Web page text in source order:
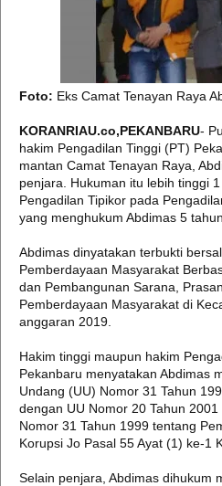
Foto: Eks Camat Tenayan Raya
KORANRIAU.co,PEKANBARU-
hakim Pengadilan Tinggi (PT)
mantan Camat Tenayan Raya,
penjara. Hukuman itu lebih tinggi
Pengadilan Tipikor pada
yang menghukum Abdimas 5
Abdimas dinyatakan terbukti
Pemberdayaan Masyarakat
dan Pembangunan Sarana,
Pemberdayaan Masyarakat di
anggaran 2019.
Hakim tinggi maupun hakim
Pekanbaru menyatakan Abdimas
Undang (UU) Nomor 31 Tahun
dengan UU Nomor 20 Tahun
Nomor 31 Tahun 1999 tentang
Korupsi Jo Pasal 55 Ayat (1) ke-1
Selain penjara, Abdimas dihukum